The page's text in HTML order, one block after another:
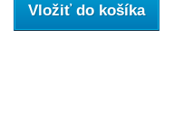
Vložiť do košíka